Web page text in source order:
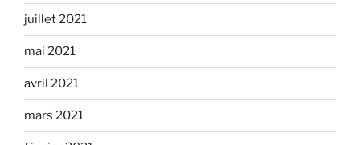
juillet 2021
mai 2021
avril 2021
mars 2021